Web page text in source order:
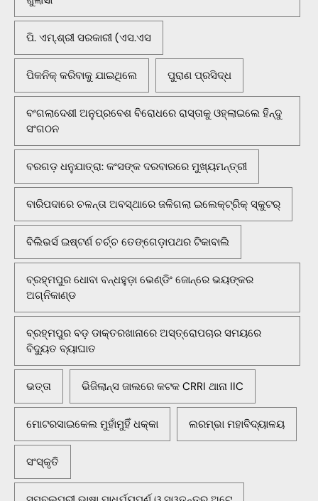
ପି. ଏମ୍.ଶ୍ରୀ ସରକାରୀ (ଏସ.ଏସ
ପିକନିକ୍‌ କରିବାକୁ ଯାଇଥିଲେ ପୁରାଣ ପ୍ରସିଦ୍ଧ
ବଂଗଲାଦେଶୀ ଅନୁପ୍ରବେଶ ବିରୋଧରେ ରାସ୍ତାକୁ ଓହ୍ଲାଇଲେ ହିନ୍ଦୁ
ସଂଗଠନ
ବରଗଡ଼ ଧନୁଯାତ୍ରା: କଂସଙ୍କ ଦରବାରରେ ମୁଖ୍ୟମନ୍ତ୍ରୀ
ବାରିପଦାରେ ଚଳନ୍ତା ଅବସ୍ଥାରେ ଜଳିଗଲା ଇଲେକ୍ଟ୍ରିକ୍ ସ୍କୁଟର୍
ବିଲିଭର୍ସ ଇଷ୍ଟର୍ଣ ଚର୍ଚ୍ଚ ତେଙ୍ଗେଡ଼ାପଥର ଟିକାବାଲି
ବ୍ରହ୍ମପୁର ଧୋବା ବନ୍ଧହୁଡ଼ା ଭେଣ୍ଡିଂ ଜୋନ୍‌ରେ ଭୟଙ୍କର
ଅଗ୍ନିକାଣ୍ଡ
ବ୍ରହ୍ମପୁର ବଡ଼ ଡାକ୍ତରଖାନାରେ ଅସ୍ତ୍ରୋପଚାର ସମୟରେ
ବିଦ୍ୟୁତ ବ୍ୟାଘାତ
ଭତ୍ତା ଭିଜିଲାନ୍ସ ଜାଲରେ କଟକ CRRI ଥାନା IIC
ମୋଟରସାଇକେଲ ମୁହାଁମୁହିଁ ଧକ୍କା ଲରମ୍ଭା ମହାବିଦ୍ୟାଳୟ
ସଂସ୍କୃତି